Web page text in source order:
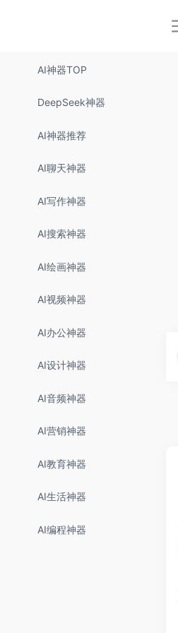
AI神器TOP
DeepSeek神器
AI神器推荐
AI聊天神器
AI写作神器
AI搜索神器
AI绘画神器
AI视频神器
AI办公神器
AI设计神器
AI音频神器
AI营销神器
AI教育神器
AI生活神器
AI编程神器